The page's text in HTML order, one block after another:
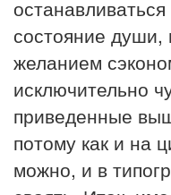
состояние души,
желанием
исключительно
приведенные
потому как и на
можно, и в